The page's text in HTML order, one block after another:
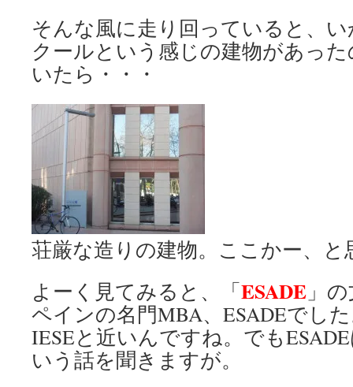
そんな風に走り回っていると、
クールという感じの建物があっ
いたら・・・
荘厳な造りの建物。ここかー、と
よーく見てみると、「ESADE 」
ペインの名門MBA、ESADEでし
IESEと近いんですね。でも
いう話を聞きますが。